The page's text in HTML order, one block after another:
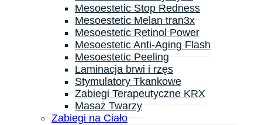
Mesoestetic Stop Redness
Mesoestetic Melan tran3x
Mesoestetic Retinol Power
Mesoestetic Anti-Aging Flash
Mesoestetic Peeling
Laminacja brwi i rzęs
Stymulatory Tkankowe
Zabiegi Terapeutyczne KRX
Masaż Twarzy
Zabiegi na Ciało